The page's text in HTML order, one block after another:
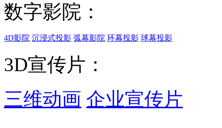
数字影院：
4D影院 沉浸式投影 弧幕影院 环幕投影 球幕投影
3D宣传片：
三维动画 企业宣传片